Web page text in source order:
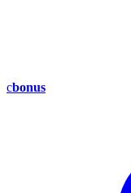
cbonus